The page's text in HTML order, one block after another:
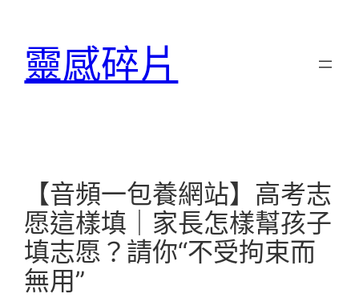
靈感碎片
【音頻一包養網站】高考志
愿這樣填｜家長怎樣幫孩子
填志愿？請你“不受拘束而
無用”